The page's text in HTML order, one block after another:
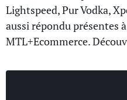
Lightspeed, Pur Vodka,
aussi répondu présentes
MTL+Ecommerce.